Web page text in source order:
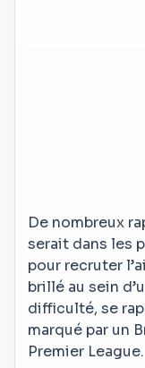
De nombreux
serait dans les
pour recruter
brillé au sein
difficulté, se
marqué par un
Premier League.